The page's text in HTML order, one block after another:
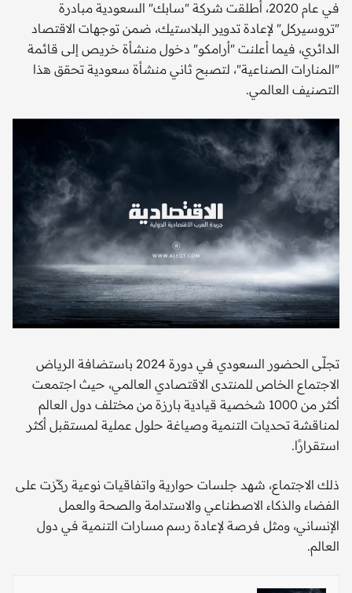
في عام 2020، أطلقت شركة "سابك" السعودية مبادرة
"تروسيركل" لإعادة تدوير البلاستيك، ضمن توجهات الاقتصاد
الدائري، فيما أعلنت "أرامكو" دخول منشأة خريص إلى قائمة
"المنارات الصناعية"، لتصبح ثاني منشأة سعودية تحقق هذا
التصنيف العالمي.
تجلّى الحضور السعودي في دورة 2024 باستضافة الرياض
الاجتماع الخاص للمنتدى الاقتصادي العالمي، حيث اجتمعت
أكثر من 1000 شخصية قيادية بارزة من مختلف دول العالم
لمناقشة تحديات التنمية وصياغة حلول عملية لمستقبل أكثر
استقرارًا.
ذلك الاجتماع، شهد جلسات حوارية واتفاقيات نوعية ركّزت على
الفضاء والذكاء الاصطناعي والاستدامة والصحة والعمل
الإنساني، ومثل فرصة لإعادة رسم مسارات التنمية في دول
العالم.